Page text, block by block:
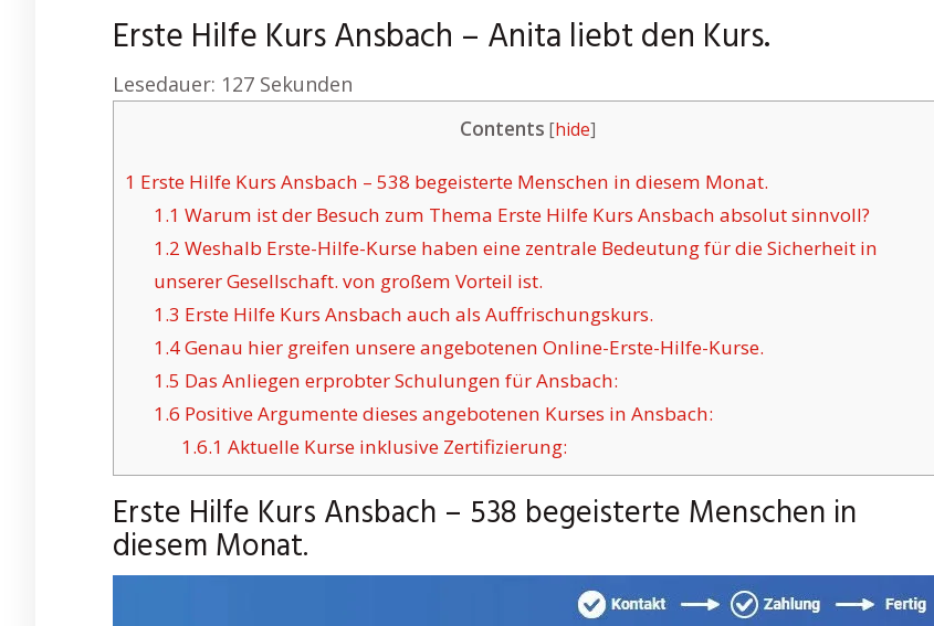
Erste Hilfe Kurs Ansbach – Anita liebt den Kurs.
Lesedauer: 127 Sekunden
Contents [hide]
1 Erste Hilfe Kurs Ansbach – 538 begeisterte Menschen in diesem Monat.
1.1 Warum ist der Besuch zum Thema Erste Hilfe Kurs Ansbach absolut sinnvoll?
1.2 Weshalb Erste-Hilfe-Kurse haben eine zentrale Bedeutung für die Sicherheit in
unserer Gesellschaft. von großem Vorteil ist.
1.3 Erste Hilfe Kurs Ansbach auch als Auffrischungskurs.
1.4Genau hier greifen unsere angebotenen Online-Erste-Hilfe-Kurse.
1.5 Das Anliegen erprobter Schulungen für Ansbach:
1.6 Positive Argumente dieses angebotenen Kurses in Ansbach:
1.6.1 Aktuelle Kurse inklusive Zertifizierung:
Erste Hilfe Kurs Ansbach – 538 begeisterte Menschen in
diesem Monat.